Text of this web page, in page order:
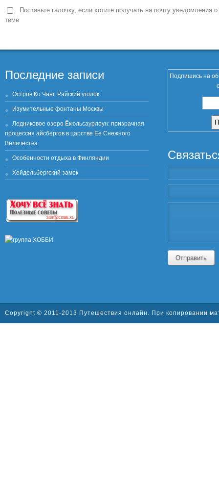
Поставьте галочку, если хотите получать на почту уведомления
теме
Последние записи
Остров Ко Чанг. Райский уголок
Изумительные фонтаны Москвы
Ледниковое озеро Ёкюльсаурлоун: призрачная
процессия айсбергов в царстве Ее Снежного
Величества
Особенности отдыха в Финляндии
Хейдельбергский замок
Подпишись на
Отправить
Copyright © 2011-2013 Путешествия онлайн. При копировании